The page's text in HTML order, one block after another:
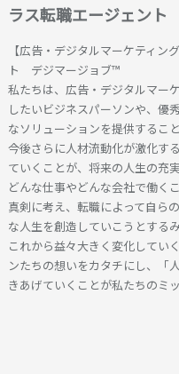
ラス転職エージェン
【広告・デジタルマーケティン
ト デジマージョブ™
私たちは、広告・デジタルマー
したいビジネスパーソンや、優
なソリューションを提供するこ
今後さらに人材流動化が激化す
ていくことが、将来の人生の充
どんな仕事やどんな会社で働く
真剣に考え、転職によって自ら
な人生を創造していこうとする
これから益々大きく変化してい
ンたちの想いをカタチにし、「
きあげていくことが私たちのミッ